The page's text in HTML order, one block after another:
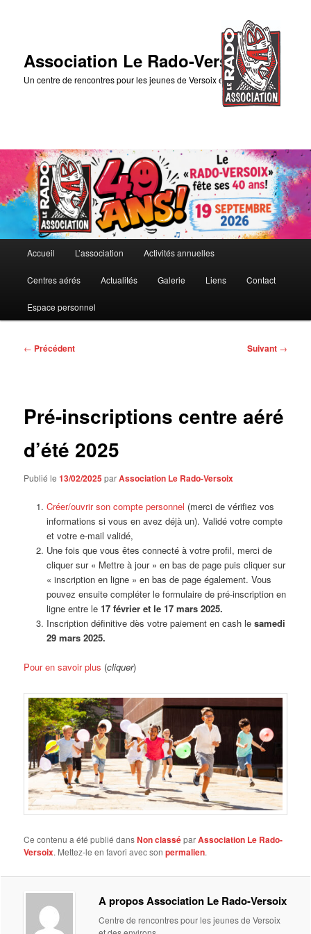
Association Le Rado-Versoix
Un centre de rencontres pour les jeunes de Versoix et des environs
principal
Aller
au
contenu
principal
Accueil L’association Activités annuelles
Centres aérés Actualités Galerie Liens Contact
Espace personnel
Navigation
← Précédent Suivant →
Pré-inscriptions centre aéré
d’été 2025
Publié le13/02/2025parAssociation Le Rado-Versoix
Créer/ouvrir son compte personnel (merci de vérifiez vos
informations si vous en avez déjà un). Validé votre compte
et votre e-mail validé,
Une fois que vous êtes connecté à votre profil, merci de
cliquer sur « Mettre à jour » en bas de page puis cliquer sur
« inscription en ligne » en bas de page également. Vous
pouvez ensuite compléter le formulaire de pré-inscription en
ligne entre le 17 février et le 17 mars 2025.
Inscription définitive dès votre paiement en cash le samedi
29 mars 2025.
Pour en savoir plus (cliquer)
Ce contenu a été publié dansNon classéparAssociation Le Rado-
Versoix. Mettez-le en favori avec sonpermalien.
A propos Association Le Rado-Versoix
Centre de rencontres pour les jeunes de Versoix